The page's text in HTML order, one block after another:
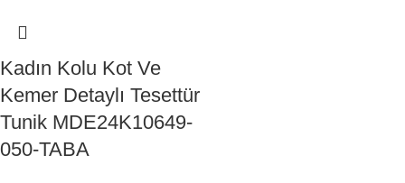
Kadın Kolu Kot Ve
Kemer Detaylı Tesettür
Tunik MDE24K10649-
050-TABA